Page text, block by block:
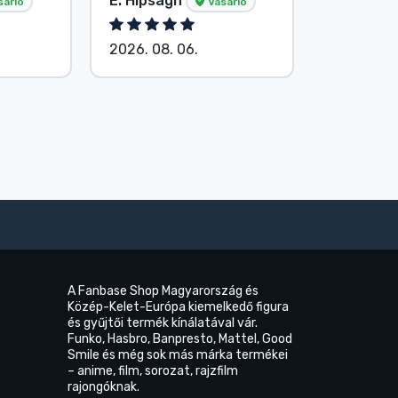
2026. 08. 06.
A Fanbase Shop Magyarország és
Közép-Kelet-Európa kiemelkedő figura
és gyűjtői termék kínálatával vár.
Funko, Hasbro, Banpresto, Mattel, Good
Smile és még sok más márka termékei
– anime, film, sorozat, rajzfilm
rajongóknak.